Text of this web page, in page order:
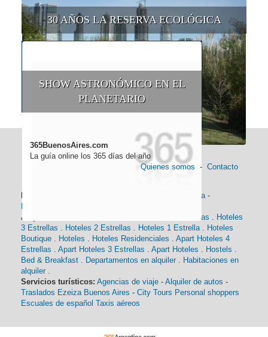
30 AÑOS LA RESERVA ECOLÓGICA
SHOW ASTRONÓMICO EN EL
PLANETARIO
365BuenosAires.com
La guía online los 365 días del año
Quienes somos - Contacto
Información general: Historia -
Distancias
Alojamiento:
Hoteles 4 Estrellas
Hoteles
3 Estrellas
Hoteles 2 Estrellas Hoteles 1 Estrella
Hoteles
Boutique
Hoteles Hoteles Residenciales
Apart Hoteles 4
Estrellas
Apart Hoteles 3 Estrellas Apart Hoteles Hostels
Bed & Breakfast
Departamentos en alquiler
Habitaciones en
alquiler
Servicios turísticos: Agencias de viaje - Alquiler de autos -
Traslados Ezeiza Buenos Aires - City Tours Personal shoppers
Escuales de español Taxis aéreos